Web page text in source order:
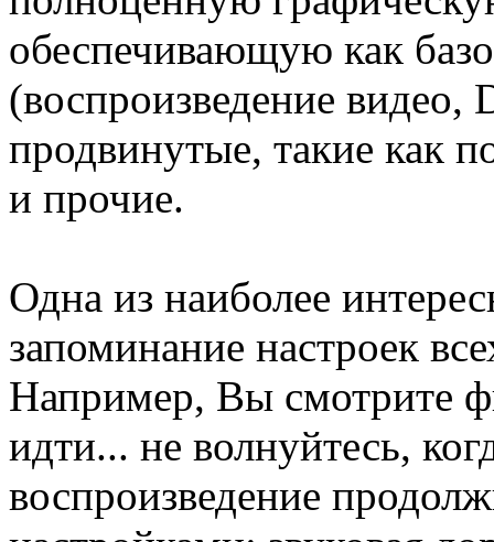
обеспечивающую как
(воспроизведение
продвинутые, такие как
и прочие.
Одна из наиболее
запоминание настроек
Например, Вы смотрите
идти... не волнуйтесь,
воспроизведение